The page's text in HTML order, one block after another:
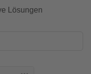
Lösungen